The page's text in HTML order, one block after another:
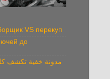
VS перекуп
до
مدونة خفية تكشف